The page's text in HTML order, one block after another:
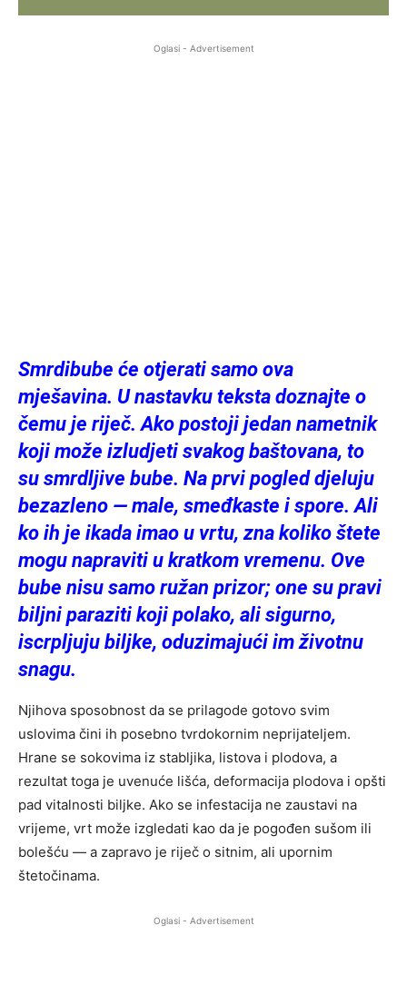
Oglasi - Advertisement
Smrdibube će otjerati samo ova
mješavina. U nastavku teksta doznajte o
čemu je riječ. Ako postoji jedan nametnik
koji može izludjeti svakog baštovana, to
su smrdljive bube. Na prvi pogled djeluju
bezazleno — male, smeđkaste i spore. Ali
ko ih je ikada imao u vrtu, zna koliko štete
mogu napraviti u kratkom vremenu. Ove
bube nisu samo ružan prizor; one su pravi
biljni paraziti koji polako, ali sigurno,
iscrpljuju biljke, oduzimajući im životnu
snagu.
Njihova sposobnost da se prilagode gotovo svim
uslovima čini ih posebno tvrdokornim neprijateljem.
Hrane se sokovima iz stabljika, listova i plodova, a
rezultat toga je uvenuće lišća, deformacija plodova i opšti
pad vitalnosti biljke. Ako se infestacija ne zaustavi na
vrijeme, vrt može izgledati kao da je pogođen sušom ili
bolešću — a zapravo je riječ o sitnim, ali upornim
štetočinama.
Oglasi - Advertisement